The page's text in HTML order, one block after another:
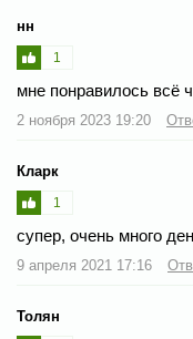
нн
1
мне понравилось всё
2 ноября 2023 19:20
Кларк
1
супер, очень много
9 апреля 2021 17:16
Толян